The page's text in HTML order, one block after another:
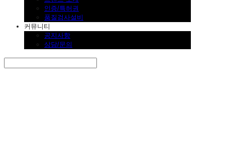
인증/특허권
품질검사설비
커뮤니티
공지사항
상담/문의